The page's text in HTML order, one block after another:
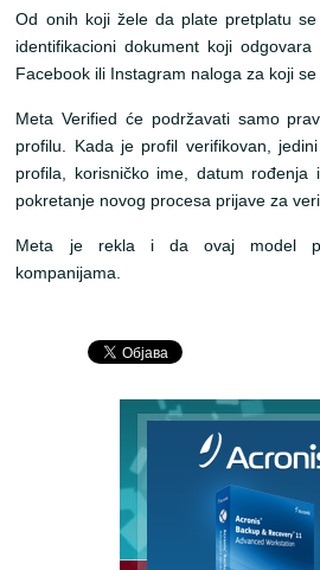
Od onih koji žele da plate pretplatu
identifikacioni dokument koji
Facebook ili Instagram naloga za koji se
Meta Verified će podržavati samo
profilu. Kada je profil verifikovan,
profila, korisničko ime, datum rođenja
pokretanje novog procesa prijave za
Meta je rekla i da ovaj model
kompanijama.